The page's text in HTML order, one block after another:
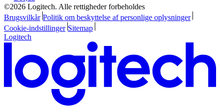
©2026 Logitech. Alle rettigheder forbeholdes
Brugsvilkår Politik om beskyttelse af personlige oplysninger
Cookie-indstillinger Sitemap
Logitech